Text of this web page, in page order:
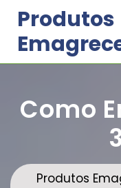
content
Produtos
Como
Produtos